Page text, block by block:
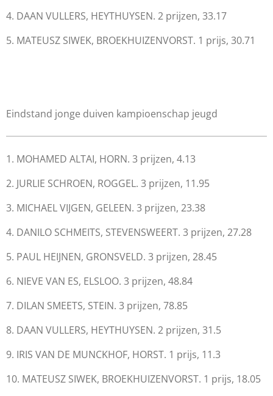
4. DAAN VULLERS, HEYTHUYSEN. 2 prijzen, 33.17
5. MATEUSZ SIWEK, BROEKHUIZENVORST. 1 prijs, 30.71
Eindstand jonge duiven kampioenschap jeugd
1. MOHAMED ALTAI, HORN. 3 prijzen, 4.13
2. JURLIE SCHROEN, ROGGEL. 3 prijzen, 11.95
3. MICHAEL VIJGEN, GELEEN. 3 prijzen, 23.38
4. DANILO SCHMEITS, STEVENSWEERT. 3 prijzen, 27.28
5. PAUL HEIJNEN, GRONSVELD. 3 prijzen, 28.45
6. NIEVE VAN ES, ELSLOO. 3 prijzen, 48.84
7. DILAN SMEETS, STEIN. 3 prijzen, 78.85
8. DAAN VULLERS, HEYTHUYSEN. 2 prijzen, 31.5
9. IRIS VAN DE MUNCKHOF, HORST. 1 prijs, 11.3
10. MATEUSZ SIWEK, BROEKHUIZENVORST. 1 prijs, 18.05